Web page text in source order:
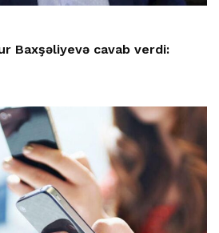
Baxşəliyevə cavab verdi: